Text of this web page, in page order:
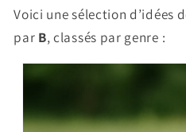
Voici une sélection d’idées
par B, classés par genre :